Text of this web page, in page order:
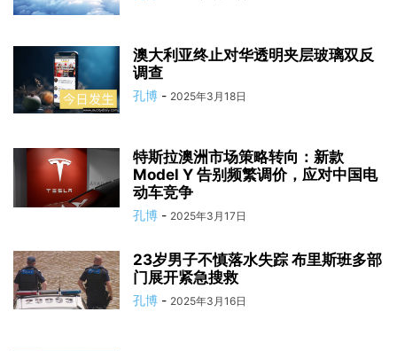
澳大利亚终止对华透明夹层玻璃双反
调查
孔博 - 2025年3月18日
特斯拉澳洲市场策略转向：新款
Model Y 告别频繁调价，应对中国电
动车竞争
孔博 - 2025年3月17日
23岁男子不慎落水失踪 布里斯班多部
门展开紧急搜救
孔博 - 2025年3月16日